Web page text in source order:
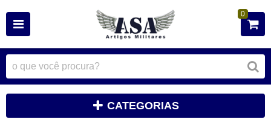
0
CATEGORIAS